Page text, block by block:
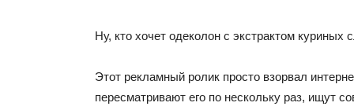
Ну, кто хочет одеколон с экстрактом
Этот рекламный ролик просто взорвал
пересматривают его по нескольку раз, ищут